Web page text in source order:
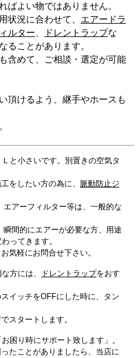
ばよい物ではありません。
状況に合わせて、 エアードラ
ルター ドレントラップな
ることがあります。
含めて、ご相談・選定が可能
頂けるよう、継手やホースも
と小さいです。別置きの空気タ
をしたい方の為に、 脈動防止ジ
アーフィルター等は、一般的な
間的にエアーが必要な方、用途
ってきます。
気軽にお問合せ下さい。
方には、 ドレントラップをおす
イッチをOFFにした時に、タン
スタートします。
困り時にサポート致します」。
たことがありましたら、当店に